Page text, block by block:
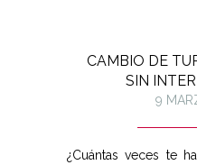
CAMBIO DE
SIN
9
¿Cuántas veces te